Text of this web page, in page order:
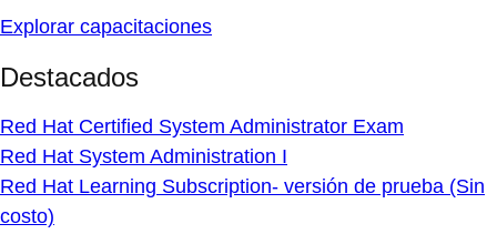
Explorar capacitaciones
Destacados
Red Hat Certified System Administrator Exam
Red Hat System Administration I
Red Hat Learning Subscription- versión de prueba (Sin
costo)